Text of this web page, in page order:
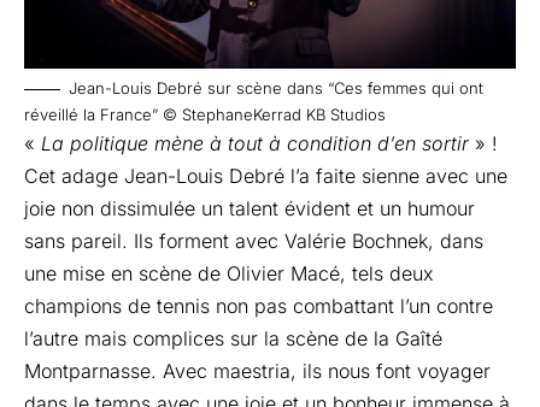
Jean-Louis Debré sur scène dans “Ces femmes qui ont
réveillé la France” © StephaneKerrad KB Studios
« La politique mène à tout à condition d’en sortir » !
Cet adage Jean-Louis Debré l’a faite sienne avec une
joie non dissimulée un talent évident et un humour
sans pareil. Ils forment avec Valérie Bochnek, dans
une mise en scène de Olivier Macé, tels deux
champions de tennis non pas combattant l’un contre
l’autre mais complices sur la scène de la Gaîté
Montparnasse. Avec maestria, ils nous font voyager